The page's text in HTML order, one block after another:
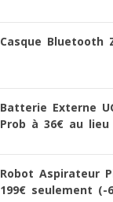
Casque Bluetooth
Batterie Externe
Prob à 36€ au lieu
Robot Aspirateur
199€ seulement (-